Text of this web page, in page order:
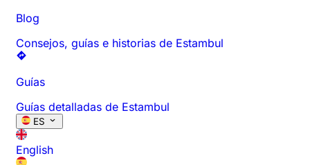
Blog
Consejos, guías e historias de Estambul
Guías
Guías detalladas de Estambul
ES
English